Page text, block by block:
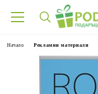
Начало Рекламни материали